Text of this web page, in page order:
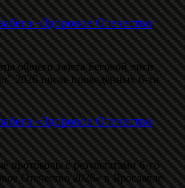
«Здоровое Отечество
общего зачета Беговой лиги
2026 после проведённых 6-ти
«Здоровое Отечество
протоколы с результатами 6-го
Отечество 2026» в Ярославле.